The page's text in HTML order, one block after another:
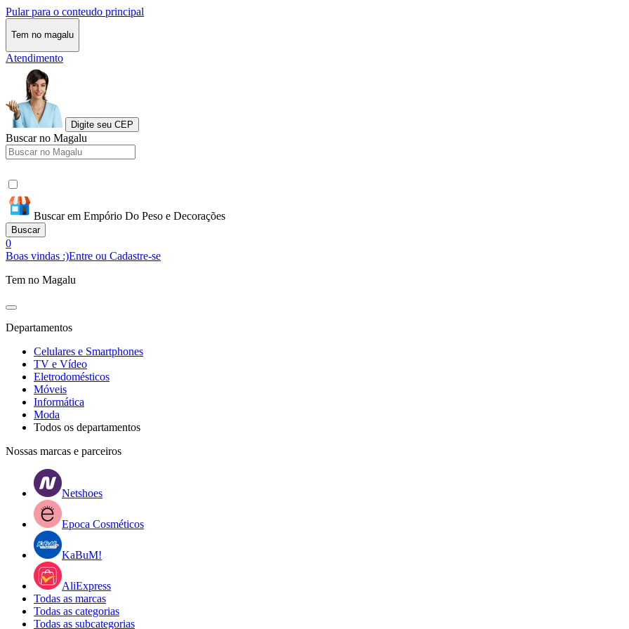
Pular para o conteudo principal
Tem no magalu
Atendimento
Digite seu CEP
Buscar no Magalu
Buscar em Empório Do Peso e Decorações
Buscar
0
Boas vindas :)Entre ou Cadastre-se
Tem no Magalu
Departamentos
Celulares e Smartphones
TV e Vídeo
Eletrodomésticos
Móveis
Informática
Moda
Todos os departamentos
Nossas marcas e parceiros
Netshoes
Epoca Cosméticos
KaBuM!
AliExpress
Todas as marcas
Todas as categorias
Todas as subcategorias